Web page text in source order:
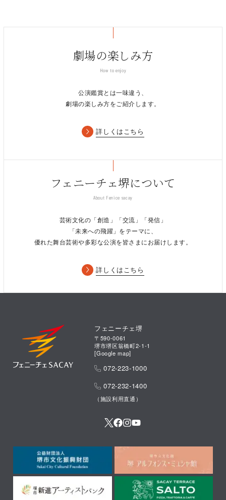
劇場の楽しみ方
How to enjoy
公演鑑賞とは一味違う、
劇場の楽しみ方をご紹介します。
詳しくはこちら
フェニーチェ堺について
About Fenice sacay
芸術文化の「創造」「交流」「発信」
「未来への飛躍」をテーマに、
優れた舞台芸術や多彩な公演を皆さまにお届けします。
詳しくはこちら
フェニーチェ堺
〒590-0061
堺市堺区翁橋町2-1-1
[Google map]
072-223-1000
072-232-1400
（施設利用直通）